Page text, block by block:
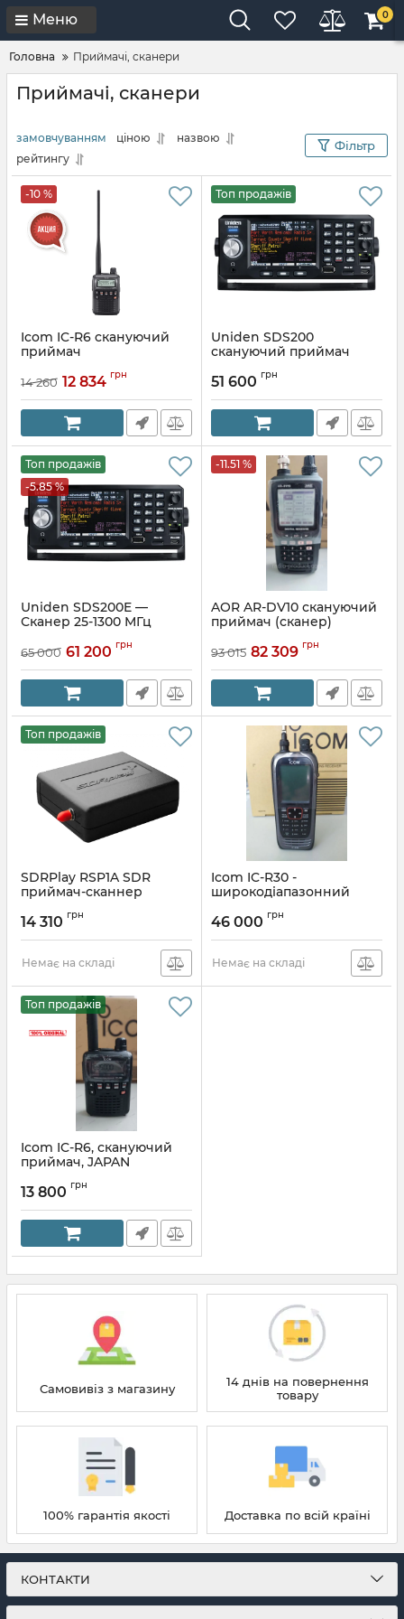
Меню 0
Головна Приймачі, сканери
Приймачі, сканери
замовчуванням ціною
назвою
рейтингу
Фільтр
-10 %
Icom IC-R6 cкануючий
приймач
14 260 12 834 грн
Топ продажів
Uniden SDS200
скануючий приймач
51 600 грн
Топ продажів
-5.85 %
Uniden SDS200E —
Сканер 25-1300 МГц
65 000 61 200 грн
-11.51 %
AOR AR-DV10 скануючий
приймач (сканер)
93 015 82 309 грн
Топ продажів
SDRPlay RSP1A SDR
приймач-сканнер
Артикул: RSP1A
14 310 грн
Немає на складі
Icom IC-R30 -
широкодіапазонний
приймач
Артикул:1244760218
46 000 грн
Немає на складі
Топ продажів
Icom IC-R6, скануючий
приймач, JAPAN
13 800 грн
Самовивіз з магазину
14 днів на повернення
товару
100% гарантія якості Доставка по всій країні
КОНТАКТИ